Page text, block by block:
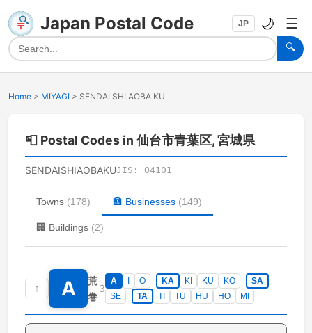
Japan Postal Code
🔍
JP 🌙 ☰
Home > MIYAGI > SENDAI SHI AOBA KU
📮 Postal Codes in 仙台市青葉区, 宮城県
SENDAISHIAOBAKUJIS: 04101
Towns (178) 🏣 Businesses (149)
🏢 Buildings (2)
↑ A
荒
巻
3
A O KA KI KU KO
SA
SE
TA TI TU HU HO MI